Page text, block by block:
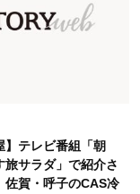
想の老後”の呪縛
1年、家族の価値観
】テレビ番組「朝
旅サラダ」で紹介さ
佐賀・呼子のCAS冷